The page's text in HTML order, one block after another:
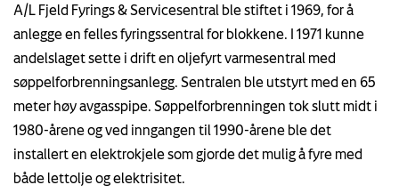
A/L Fjeld Fyrings & Servicesentral ble stiftet i 1969, for å
anlegge en felles fyringssentral for blokkene. I 1971 kunne
andelslaget sette i drift en oljefyrt varmesentral med
søppelforbrenningsanlegg. Sentralen ble utstyrt med en 65
meter høy avgasspipe. Søppelforbrenningen tok slutt midt i
1980-årene og ved inngangen til 1990-årene ble det
installert en elektrokjele som gjorde det mulig å fyre med
både lettolje og elektrisitet.